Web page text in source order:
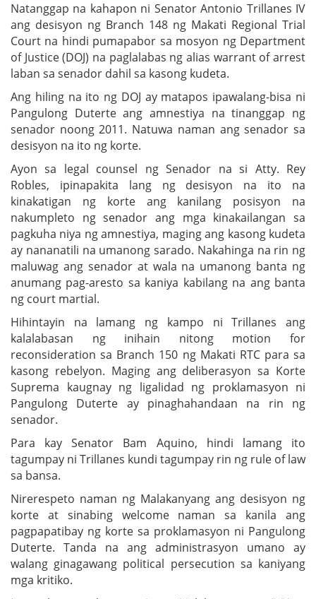
Natanggap na kahapon ni Senator Antonio Trillanes IV
ang desisyon ng Branch 148 ng Makati Regional Trial
Court na hindi pumapabor sa mosyon ng Department
of Justice (DOJ) na paglalabas ng alias warrant of arrest
laban sa senador dahil sa kasong kudeta.
Ang hiling na ito ng DOJ ay matapos ipawalang-bisa ni
Pangulong Duterte ang amnestiya na tinanggap ng
senador noong 2011. Natuwa naman ang senador sa
desisyon na ito ng korte.
Ayon sa legal counsel ng Senador na si Atty. Rey
Robles, ipinapakita lang ng desisyon na ito na
kinakatigan ng korte ang kanilang posisyon na
nakumpleto ng senador ang mga kinakailangan sa
pagkuha niya ng amnestiya, maging ang kasong kudeta
ay nananatili na umanong sarado. Nakahinga na rin ng
maluwag ang senador at wala na umanong banta ng
anumang pag-aresto sa kaniya kabilang na ang banta
ng court martial.
Hihintayin na lamang ng kampo ni Trillanes ang
kalalabasan ng inihain nitong motion for
reconsideration sa Branch 150 ng Makati RTC para sa
kasong rebelyon. Maging ang deliberasyon sa Korte
Suprema kaugnay ng ligalidad ng proklamasyon ni
Pangulong Duterte ay pinaghahandaan na rin ng
senador.
Para kay Senator Bam Aquino, hindi lamang ito
tagumpay ni Trillanes kundi tagumpay rin ng rule of law
sa bansa.
Nirerespeto naman ng Malakanyang ang desisyon ng
korte at sinabing welcome naman sa kanila ang
pagpapatibay ng korte sa proklamasyon ni Pangulong
Duterte. Tanda na ang administrasyon umano ay
walang ginagawang political persecution sa kaniyang
mga kritiko.